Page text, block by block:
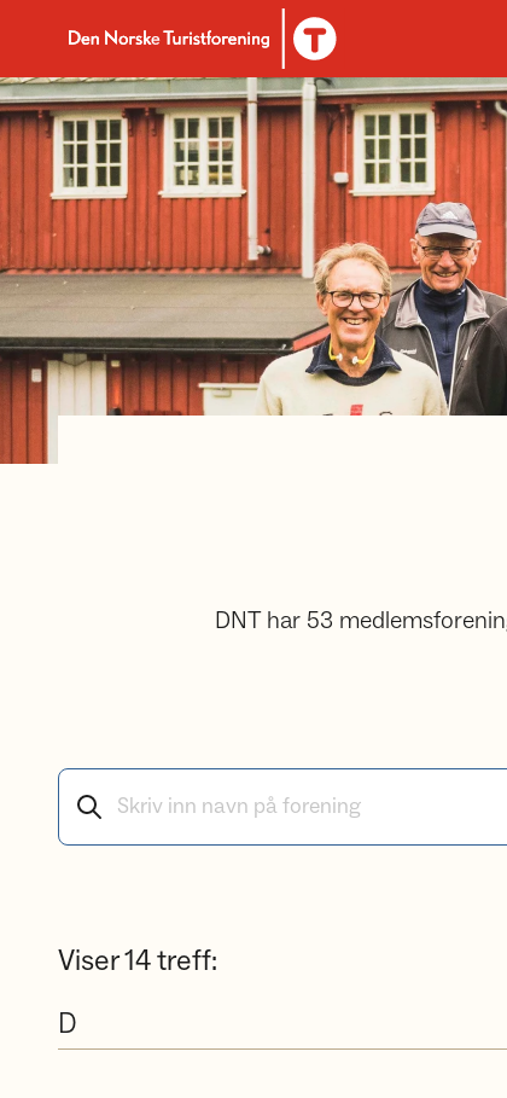
Til DNT.no forside
DNT har 53
Søk etter medlemsforeninger
Viser14treff:
D